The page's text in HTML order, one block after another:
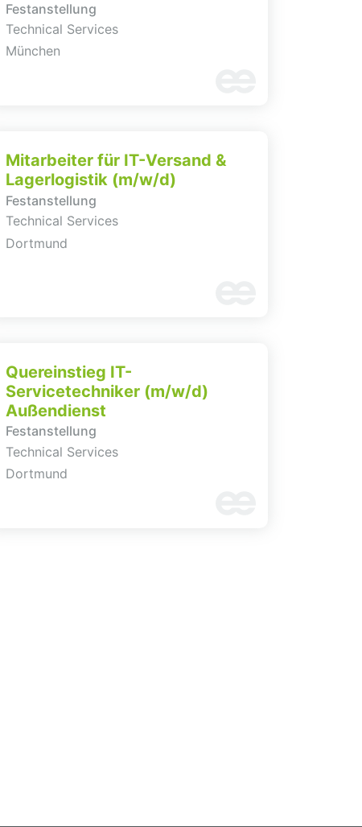
Festanstellung
Technical Services
München
Mitarbeiter für IT-Versand &
Lagerlogistik (m/w/d)
Festanstellung
Technical Services
Dortmund
Quereinstieg IT-
Servicetechniker (m/w/d)
Außendienst
Festanstellung
Technical Services
Dortmund